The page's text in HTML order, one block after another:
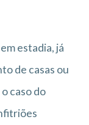
estadia, já
de casas ou
caso do